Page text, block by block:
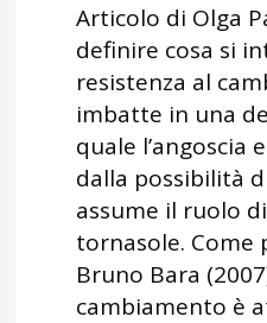
Articolo di Olga
definire cosa si
resistenza al
imbatte in una
quale l’angoscia
dalla possibilità
assume il ruolo
tornasole. Come
Bruno Bara
cambiamento è